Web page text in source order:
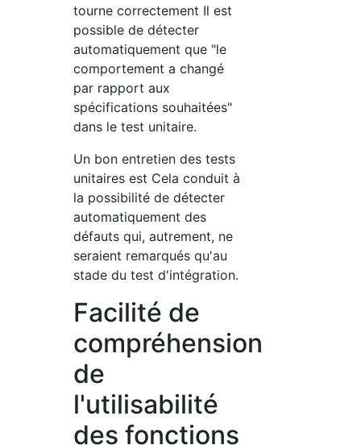
tourne correctement Il est
possible de détecter
automatiquement que "le
comportement a changé
par rapport aux
spécifications souhaitées"
dans le test unitaire.
Un bon entretien des tests
unitaires est Cela conduit à
la possibilité de détecter
automatiquement des
défauts qui, autrement, ne
seraient remarqués qu'au
stade du test d'intégration.
Facilité de
compréhension
de
l'utilisabilité
des fonctions